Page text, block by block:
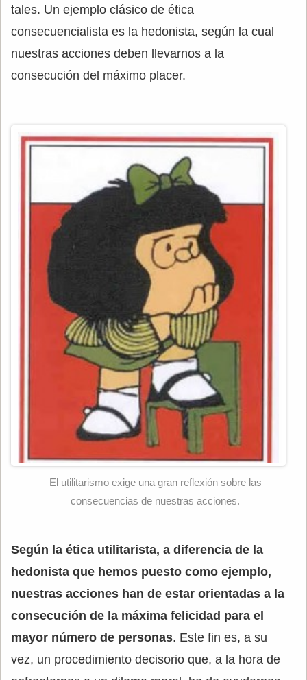
tales. Un ejemplo clásico de ética
consecuencialista es la hedonista, según la cual
nuestras acciones deben llevarnos a la
consecución del máximo placer.
El utilitarismo exige una gran reflexión sobre las
consecuencias de nuestras acciones.
Según la ética utilitarista, a diferencia de la
hedonista que hemos puesto como ejemplo,
nuestras acciones han de estar orientadas a la
consecución de la máxima felicidad para el
mayor número de personas. Este fin es, a su
vez, un procedimiento decisorio que, a la hora de